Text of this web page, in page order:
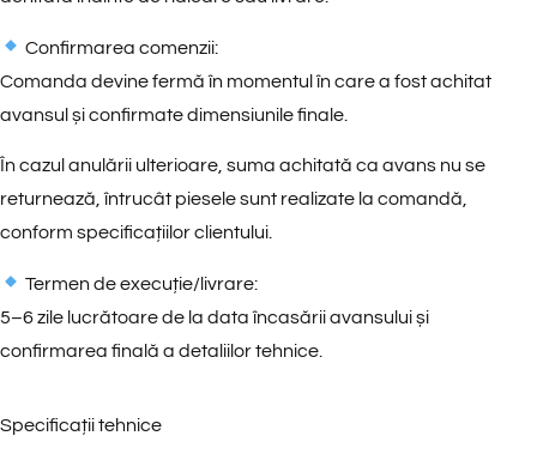
Confirmarea comenzii:
Comanda devine fermă în momentul în care a fost achitat
avansul și confirmate dimensiunile finale.
În cazul anulării ulterioare, suma achitată ca avans nu se
returnează, întrucât piesele sunt realizate la comandă,
conform specificațiilor clientului.
Termen de execuție/livrare:
5–6 zile lucrătoare de la data încasării avansului și
confirmarea finală a detaliilor tehnice.
Specificații tehnice